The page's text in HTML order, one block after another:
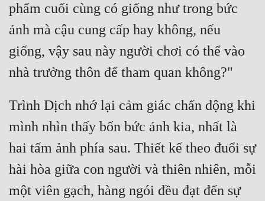
phẩm cuối cùng có giống như trong bức
ảnh mà cậu cung cấp hay không, nếu
giống, vậy sau này người chơi có thể vào
Trình Dịch nhớ lại cảm giác chấn động khi
mình nhìn thấy bốn bức ảnh kia, nhất là
hai tấm ảnh phía sau. Thiết kế theo đuổi sự
hài hòa giữa con người và thiên nhiên, mỗi
một viên gạch, hàng ngói đều đạt đến sự